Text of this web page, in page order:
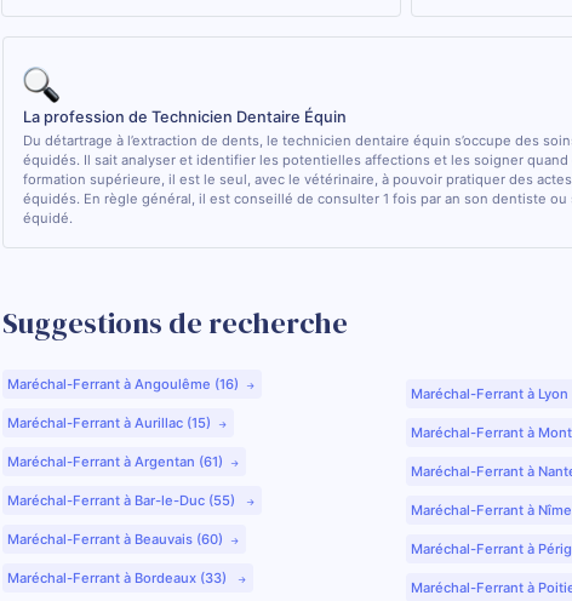
La profession de Technicien Dentaire Équin
Du détartrage à l’extraction de dents, le technicien dentaire équin s’occupe des
équidés. Il sait analyser et identifier les potentielles affections et les soigner quand
formation supérieure, il est le seul, avec le vétérinaire, à pouvoir pratiquer des
équidés. En règle général, il est conseillé de consulter 1 fois par an son dentiste
équidé.
Suggestions de recherche
Maréchal-Ferrant à Angoulême (16)
Maréchal-Ferrant à Aurillac (15)
Maréchal-Ferrant à Argentan (61)
Maréchal-Ferrant à Bar-le-Duc (55)
Maréchal-Ferrant à Beauvais (60)
Maréchal-Ferrant à Bordeaux (33)
Maréchal-Ferrant à Lyon
Maréchal-Ferrant à
Maréchal-Ferrant à
Maréchal-Ferrant à
Maréchal-Ferrant à
Maréchal-Ferrant à